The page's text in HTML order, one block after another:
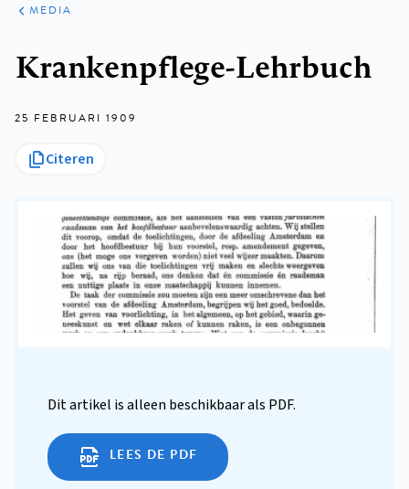
ARTIKELEN
VARIA
MEDIA
Krankenpflege-Lehrbuch
25 FEBRUARI 1909
Citeren
Dit artikel is alleen beschikbaar als PDF.
LEES DE PDF